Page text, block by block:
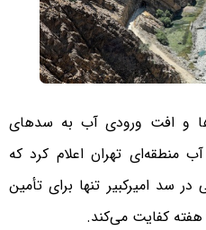
و افت ورودی آب به سدهای
منطقه‌ای تهران اعلام کرد که
مترمکعبی در سد امیرکبیر تنها برای تأمین